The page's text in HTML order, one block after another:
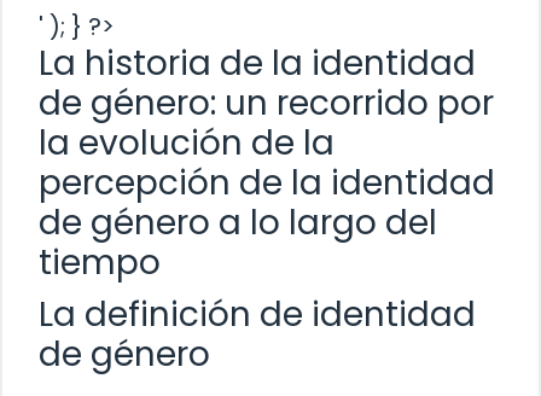
' ); } ?>
La historia de la identidad
de género: un recorrido por
la evolución de la
percepción de la identidad
de género a lo largo del
tiempo
La definición de identidad
de género